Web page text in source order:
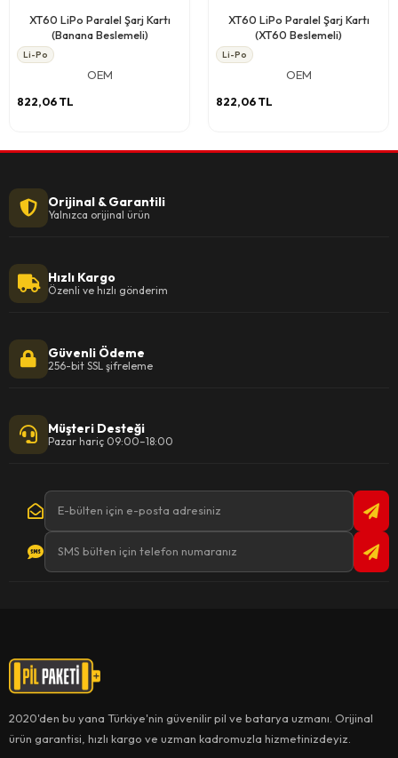
XT60 LiPo Paralel Şarj Kartı
(Banana Beslemeli)
Li-Po
OEM
822,06 TL
XT60 LiPo Paralel Şarj Kartı
(XT60 Beslemeli)
Li-Po
OEM
822,06 TL
Orijinal & Garantili
Yalnızca orijinal ürün
Hızlı Kargo
Özenli ve hızlı gönderim
Güvenli Ödeme
256-bit SSL şifreleme
Müşteri Desteği
Pazar hariç 09:00–18:00
2020'den bu yana Türkiye'nin güvenilir pil ve batarya uzmanı. Orijinal
ürün garantisi, hızlı kargo ve uzman kadromuzla hizmetinizdeyiz.